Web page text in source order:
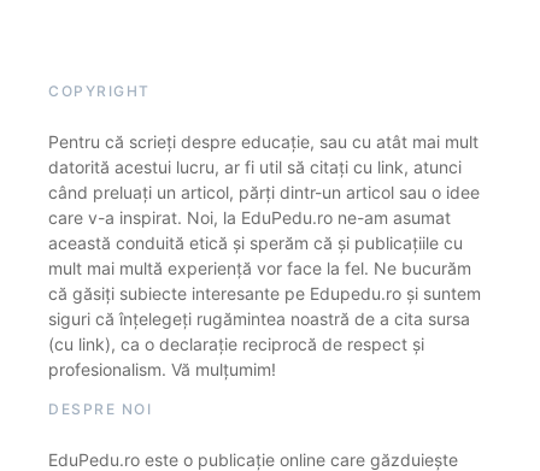
COPYRIGHT
Pentru că scrieți despre educație, sau cu atât mai mult
datorită acestui lucru, ar fi util să citați cu link, atunci
când preluați un articol, părți dintr-un articol sau o idee
care v-a inspirat. Noi, la EduPedu.ro ne-am asumat
această conduită etică și sperăm că și publicațiile cu
mult mai multă experiență vor face la fel. Ne bucurăm
că găsiți subiecte interesante pe Edupedu.ro și suntem
siguri că înțelegeți rugămintea noastră de a cita sursa
(cu link), ca o declarație reciprocă de respect și
profesionalism. Vă mulțumim!
DESPRE NOI
EduPedu.ro este o publicație online care găzduiește